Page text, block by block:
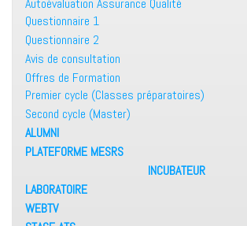
Autoévaluation Assurance Qualité
Questionnaire 1
Questionnaire 2
Avis de consultation
Offres de Formation
Premier cycle (Classes préparatoires)
Second cycle (Master)
ALUMNI
PLATEFORME MESRS
INCUBATEUR
LABORATOIRE
WEBTV